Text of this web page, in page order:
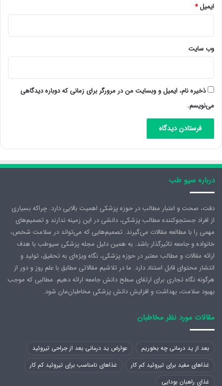
ایمیل*
وب‌ سایت
ذخیره نام، ایمیل و وبسایت من در مرورگر برای زمانی که دوباره دیدگاهی
می‌نویسم.
درباره سیو طب
دقت، صحت و اعتبار مطالب در حوزه پزشکی اهمیت بالایی دارد. چراکه بسیاری
از افراد جستجوکننده مطالب پزشکی، دانشی در این زمینه ندارند و تصمیم‌های
مهمی را با مطالعه مقالات می‌گیرند. تصمیم‌هایی که می‌تواند در سلامت شخص،
خانواده و جامعه تاثیرگذار باشد. به همین دلیل مجله پزشکی سیوطب با هدف
ارائه مقالات و مطالب معتبر در حوزه پزشکی، نگاه ویژه‌ای به تحقیق، تولید و
انتشار محتوای قابل استناد دارد. ما در تلاشیم مقالاتی مطابق با علم روز و دور از
هرگونه نگاه تجاری برای ارتقای سطح دانش جامعه ارائه دهیم. مطالبی که موجب
بهبود سلامت، بهداشت و افزایش دانش پزشکی مخاطبان‌مان شود.
مقالات مورد نظر مخاطبان
بعد از ید درمانی چه بخوریم
عوارض ید درمانی بعد از جراحی تیروئید
غذاهای مفید برای تیروئید کم کار
غذاهای نامناسب برای تیروئید کم کار
غذای راهبان بودایی